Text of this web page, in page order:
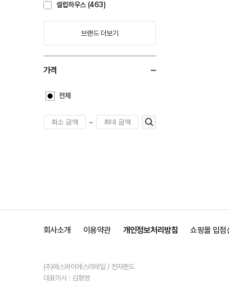
셀럽하우스 (463)
브랜드 더보기
가격
전체
~
회사소개 이용약관 개인정보처리방침 쇼핑몰 입점
(주)에스와이에스리테일 / 전자랜드
대표이사 : 김형영